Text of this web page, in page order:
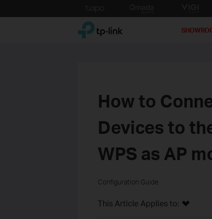
to
TP-Link, Reliably Smart
How to
Devices to
WPS as AP
Configuration Guide
This Article Applies to: